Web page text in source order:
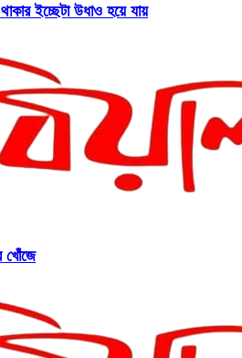
ইচ্ছেটা উধাও হয়ে যায়
খোঁজে